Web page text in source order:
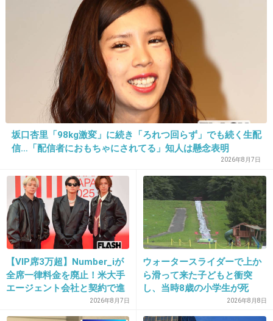
2013/05/08(水) 05:39:33
やったことないけど、効果あるのかな
出典：livedoor.blogimg.jp
+32
やっぱり使ってないと衰えていくのね・・・私
もヤバそうだわ（汗
+60 -5
判が含まれていたとの指摘
ったもん勝ち”になってしまう
のでしょうか？
坂口杏里「98kg激変」に続き「ろれつ回らず」でも続く生配
信…「配信者におもちゃにされてる」知人は懸念表明
2026年8月7日
【VIP席3万超】Number_iが
全席一律料金を廃止！米大手
エージェント会社と契約で進
2026年8月7日
ウォータースライダーで上か
ら滑って来た子どもと衝突
し、当時8歳の小学生が死
亡 イベントの引率責任者の
町職員を「減給」の懲戒処
2026年8月8日